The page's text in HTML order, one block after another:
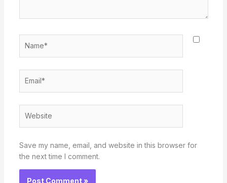
Save my name, email, and website in this browser for
the next time I comment.